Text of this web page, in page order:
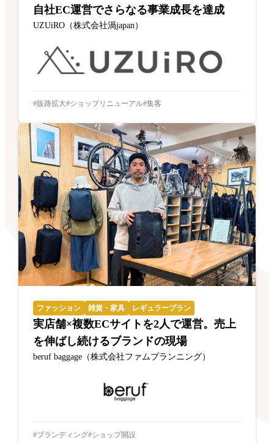
自社EC運営でさらなる事業成長を達成
UZUiRO（株式会社渦japan）
販路拡大 ショップリニューアル 集客
ファッション 雑貨・家具 レギュラープラン
実店舗×複数ECサイトを2人で運営。売上
を伸ばし続けるブランドの現場
beruf baggage（株式会社ファムプランニング）
ブランディング ショップ開設